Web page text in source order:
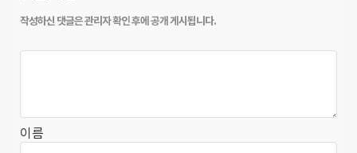
이름